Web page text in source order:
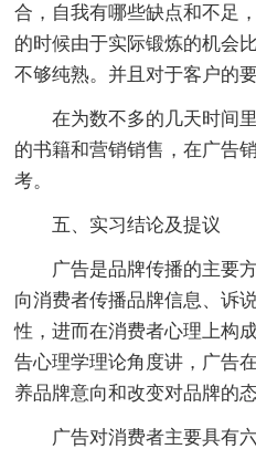
合，自我有哪些缺点和不足
的时候由于实际锻炼的机会
不够纯熟。并且对于客户的
在为数不多的几天时间
的书籍和营销销售，在广告
考。
五、实习结论及提议
广告是品牌传播的主要
向消费者传播品牌信息、诉
性，进而在消费者心理上构
告心理学理论角度讲，广告
养品牌意向和改变对品牌的
广告对消费者主要具有